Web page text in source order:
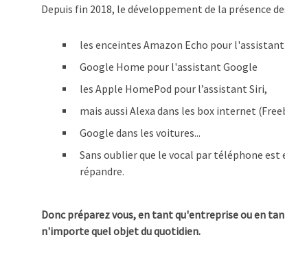
Depuis fin 2018, le développement de la présence
les enceintes Amazon Echo pour l'assistant
Google Home pour l'assistant Google
les Apple HomePod pour l’assistant Siri,
mais aussi Alexa dans les box internet
Google dans les voitures...
Sans oublier que le vocal par téléphone
répandre.
Donc préparez vous, en tant qu'entreprise ou en
n'importe quel objet du quotidien.